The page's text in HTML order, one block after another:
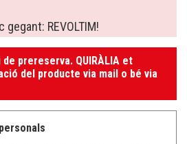
gegant: REVOLTIM!
prereserva. QUIRÀLIA et
del producte via mail o bé via